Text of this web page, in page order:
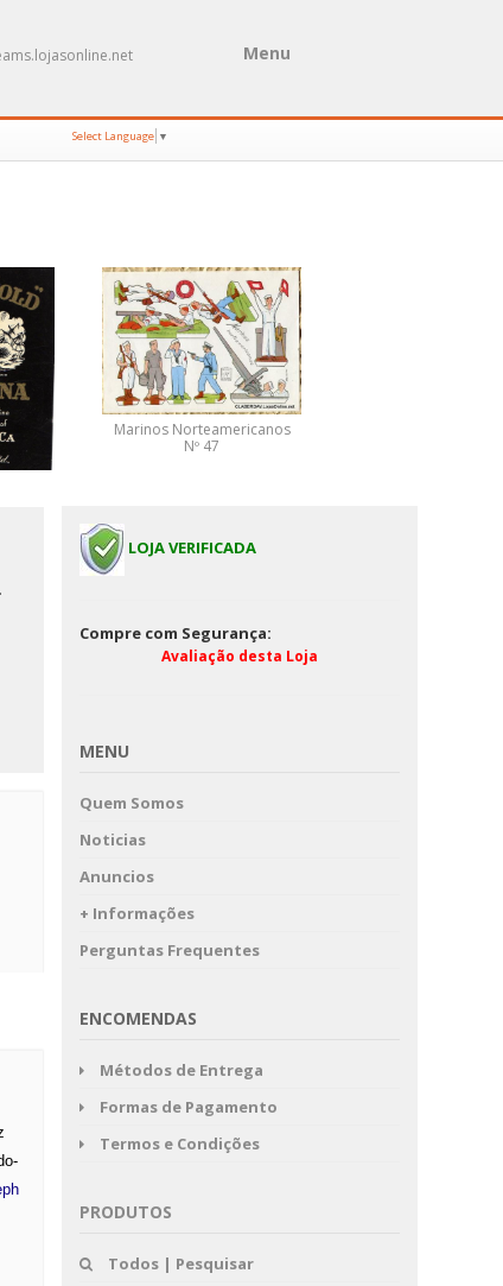
Menu
Select Language ▼
Marinos Norteamericanos
Nº 47
LOJA VERIFICADA
Compre com Segurança:
Avaliação desta Loja
MENU
Quem Somos
Noticias
Anuncios
+ Informações
Perguntas Frequentes
ENCOMENDAS
Métodos de Entrega
Formas de Pagamento
Termos e Condições
PRODUTOS
Todos | Pesquisar